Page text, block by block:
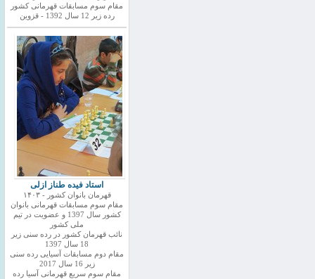
مقام سوم مسابقات قهرمانی کشور
رده زیر 12 سال 1392 - قزوین
استاد فیده طناز ازلی
قهرمان بانوان کشور - ۱۴۰۳
مقام سوم مسابقات قهرمانی بانوان
کشور سال 1397 و عضویت در تیم
ملی کشور
نائب قهرمان کشور در رده سنی زیر
18 سال 1397
مقام دوم مسابقات آسیایی رده سنی
زیر 16 سال 2017
مقام سوم سریع قهرمانی آسیا رده